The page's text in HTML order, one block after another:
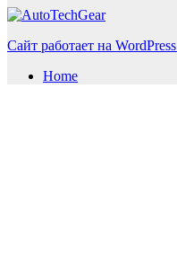
Сайт работает на WordPress
Home